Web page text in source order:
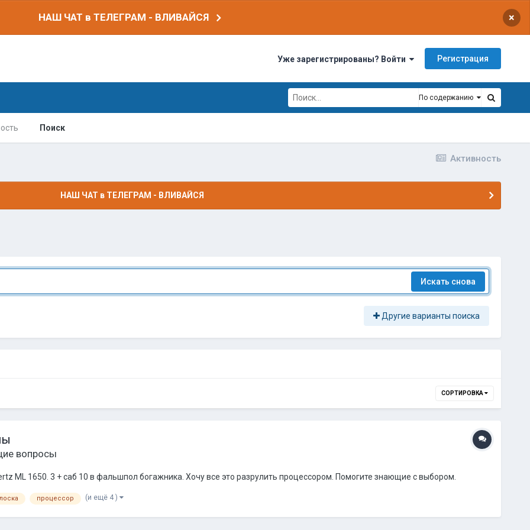
НАШ ЧАТ в ТЕЛЕГРАМ - ВЛИВАЙСЯ ×
Уже зарегистрированы? Войти Регистрация
Поиск
По содержанию
Активность
НАШ ЧАТ в ТЕЛЕГРАМ - ВЛИВАЙСЯ
Искать снова
Другие варианты поиска
СОРТИРОВКА
вопросы
ML 1650. 3 + саб 10 в фальшпол богажника. Хочу все это разрулить процессором. Помогите знающие с выбором.
процессор (и ещё 4 )